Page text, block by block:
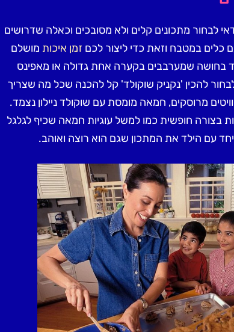
לבחור מתכונים קלים ולא מסובכים וכאלה שדרושים
כלים במטבח וזאת כדי ליצור לכם זמן איכות מושלם
בחושה שמערבבים בקערה אחת גדולה או מאפינס
להכין 'נקניק שוקולד' קל להכנה שכל מה שצריך
מרוסקים, חמאה מומסת עם שוקולד ניילון נצמד.
בצורה חופשית כמו למשל עוגיות חמאה שכיף לגלגל
עם הילד את המתכון שגם הוא רוצה ואוהב.